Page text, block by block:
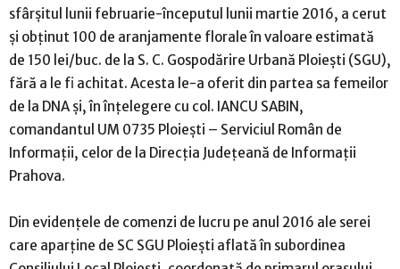
sfârşitul lunii februarie-începutul lunii martie 2016, a cerut
şi obţinut 100 de aranjamente florale în valoare estimată
de 150 lei/buc. de la S. C. Gospodărire Urbană Ploieşti (SGU),
fără a le fi achitat. Acesta le-a oferit din partea sa femeilor
de la DNA şi, în înţelegere cu col. IANCU SABIN,
comandantul UM 0735 Ploieşti – Serviciul Român de
Informaţii, celor de la Direcţia Judeţeană de Informaţii
Prahova.
Din evidenţele de comenzi de lucru pe anul 2016 ale serei
care aparţine de SC SGU Ploieşti aflată în subordinea